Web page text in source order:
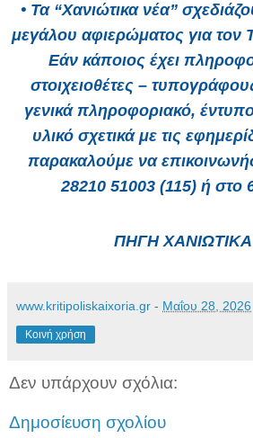
• Τα “Χανιώτικα νέα”
μεγάλου αφιερώματος για τον
Εάν κάποιος έχει
στοιχειοθέτες –
γενικά πληροφοριακό,
υλικό σχετικά με τις
παρακαλούμε να
28210 51003 (115) ή στο
ΠΗΓΗ ΧΑΝΙΩΤΙΚΑ
www.kritipoliskaixoria.gr - Μαΐου 28, 2026
Κοινή χρήση
Δεν υπάρχουν σχόλια:
Δημοσίευση σχολίου